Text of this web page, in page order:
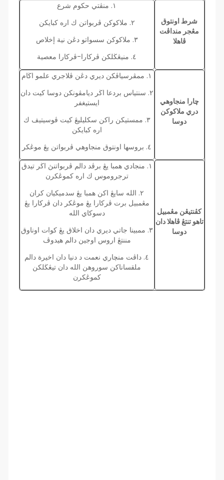
١. منڤتي حكوم شرع
٢. ملاكوكن ڤربواتن ك اره كبايكن
٣. ملاكوكن سسواتو دڠن نية إخلاص
٤. منيڠڬلكن ڤركارا-ڤركارا معصية
شرط اونتوق
مڠجر منداڤت
ڤاهلا
١. ممڤرسياڤكن ديري دڠن ڤلاجري علمو اڬام
٢. سنتياس بردعا اڬر ديامڤونكن دوسا كيت دان
ايستيغفر
٣. ممستيكن راكن سكليليڠ كيت ڤوسيتيف ك
اره كبايكن
٤. بروسها اونتوق منجاوهي ڤربواتن يڠ موڠكر
چارا منجاوهي
دري ملاكوكن
دوسا
١. منجادي همبا يڠ برڤد دالم ڤربواتنڽ اڬر تيدق
ترجروموس ك اره كموڠكرن
٢. الله سايڠ اكن همبا يڠ سدميكيان كران
مڠمبيل برت ڤركارا يڠ موڠكر دان ڤركارا يڠ
دسوكاي الله
٣. ممبينا جاتي ديري دان اخلاق يڠ كوات اوناوق
مننتڠ اروس اوجين دالم هيدوڤ
٤. داڤت منچاري نعمت د دنيا دان اخيرة دالم
ملقساناكن سوروهن الله دان تيڠڬلكن
كموڠكرن
كڤنتيڠن مڠمبيل
تاهو تنتڠ ڤاهلا دان
دوسا